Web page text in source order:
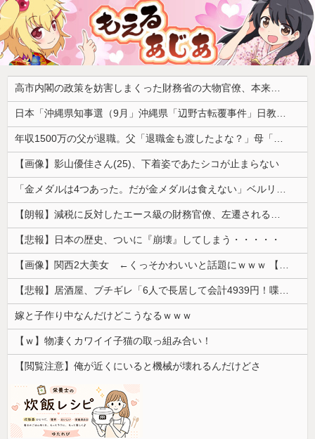
高市内閣の政策を妨害しまくった財務省の大物官僚、本来ならエース級の人材が就くはずのないポストに送られ……
日本「沖縄県知事選（9月」沖縄県「辺野古転覆事件」日教組「同志社批判！（社民系」日本「日教組と全教は対立状態（内ｹﾞﾊﾞ」特別調査委員会「同志社に猛省促す」→
年収1500万の父が退職。父「退職金も渡したよな？」母「貯金なんてないよー」父「全部なくなったの！？」→予想外の返事に家族騒然となり…
【画像】影山優佳さん(25)、下着姿であたシコが止まらない
「金メダルは4つあった。だが金メダルは食えない」ベルリン五輪4冠の彼が帰国後に立っていた場所
【朗報】減税に反対したエース級の財務官僚、左遷されるｗｗｗｗｗｗ
【悲報】日本の歴史、ついに『崩壊』してしまう・・・・・
【画像】関西2大美女 ←くっそかわいいと話題にｗｗｗ 【Pickup06072011】
【悲報】居酒屋、ブチギレ「6人で長居して会計4939円！喋りたいだけなら公園に行ってくれ！！」
嫁と子作り中なんだけどこうなるｗｗｗ
【ｗ】物凄くカワイイ子猫の取っ組み合い！
【閲覧注意】俺が近くにいると機械が壊れるんだけどさ